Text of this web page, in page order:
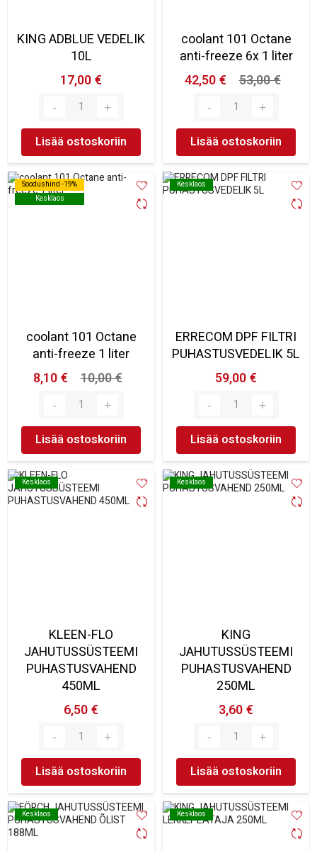
KING ADBLUE VEDELIK
10L
17,00 €
Lisää ostoskoriin
coolant 101 Octane
anti-freeze 6x 1 liter
42,50 €
53,00 €
Lisää ostoskoriin
Soodushind -19%
Kesklaos
Soodushind -19%
Kesklaos
coolant 101 Octane
anti-freeze 1 liter
8,10 €
10,00 €
Lisää ostoskoriin
Kesklaos
Kesklaos
ERRECOM DPF FILTRI
PUHASTUSVEDELIK 5L
59,00 €
Lisää ostoskoriin
Kesklaos
Kesklaos
KLEEN-FLO
JAHUTUSSÜSTEEMI
PUHASTUSVAHEND
450ML
6,50 €
Lisää ostoskoriin
Kesklaos
Kesklaos
KING
JAHUTUSSÜSTEEMI
PUHASTUSVAHEND
250ML
3,60 €
Lisää ostoskoriin
Kesklaos
Kesklaos Kesklaos
Kesklaos